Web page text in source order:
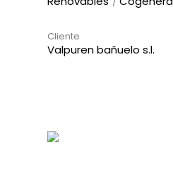
Cliente
Valpuren bañuelo s.l.